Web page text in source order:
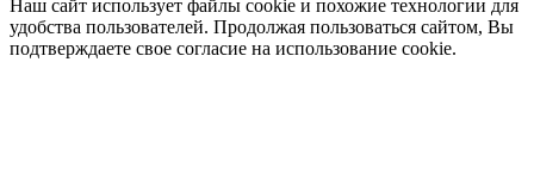
Наш сайт использует файлы cookie и похожие технологии для
удобства пользователей. Продолжая пользоваться сайтом, Вы
подтверждаете свое согласие на использование cookie.